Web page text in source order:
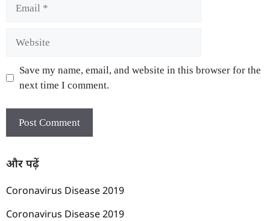
Save my name, email, and website in this browser for the
next time I comment.
और पढ़ें
Coronavirus Disease 2019
Coronavirus Disease 2019